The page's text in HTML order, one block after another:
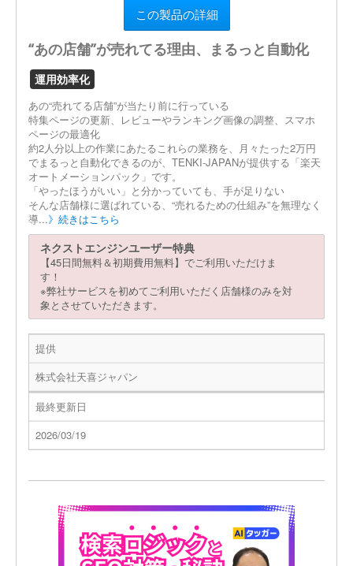
この製品の詳細
“あの店舗”が売れてる理由、まるっと自動化
運用効率化
あの“売れてる店舗”が当たり前に行っている
特集ページの更新、レビューやランキング画像の調整、スマホ
ページの最適化
約2人分以上の作業にあたるこれらの業務を、月々たった2万円
でまるっと自動化できるのが、TENKI-JAPANが提供する「楽天
オートメーションパック」です。
「やったほうがいい」と分かっていても、手が足りない
そんな店舗様に選ばれている、“売れるための仕組み”を無理なく
導...》続きはこちら
ネクストエンジンユーザー特典
【45日間無料＆初期費用無料】でご利用いただけま
す！
※弊社サービスを初めてご利用いただく店舗様のみを対
象とさせていただきます。
提供
株式会社天喜ジャパン
最終更新日
2026/03/19